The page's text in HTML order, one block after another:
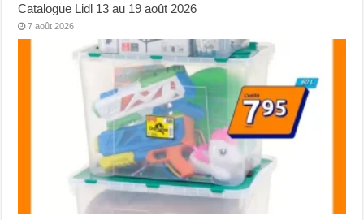
Catalogue Lidl 13 au 19 août 2026
7 août 2026